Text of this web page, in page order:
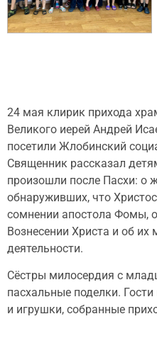
24 мая клирик прихода
Великого иерей Андрей
посетили Жлобинский
Священник рассказал
произошли после Пасхи: о
обнаруживших, что
сомнении апостола Фомы,
Вознесении Христа и об их
деятельности.
Сёстры милосердия с
пасхальные поделки.
и игрушки, собранные